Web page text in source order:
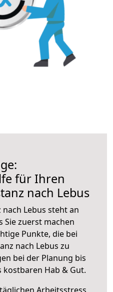
für Ihren
nach Lebus
Lebus steht an
Sie zuerst machen
Punkte, die bei
nach Lebus zu
bei der Planung bis
kostbaren Hab & Gut.